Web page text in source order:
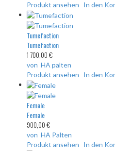
Produkt ansehen
In den
Tumefaction
Tumefaction
1 700,00 €
von HA palten
Produkt ansehen
In den
Female
Female
900,00 €
von HA Palten
Produkt ansehen
In den